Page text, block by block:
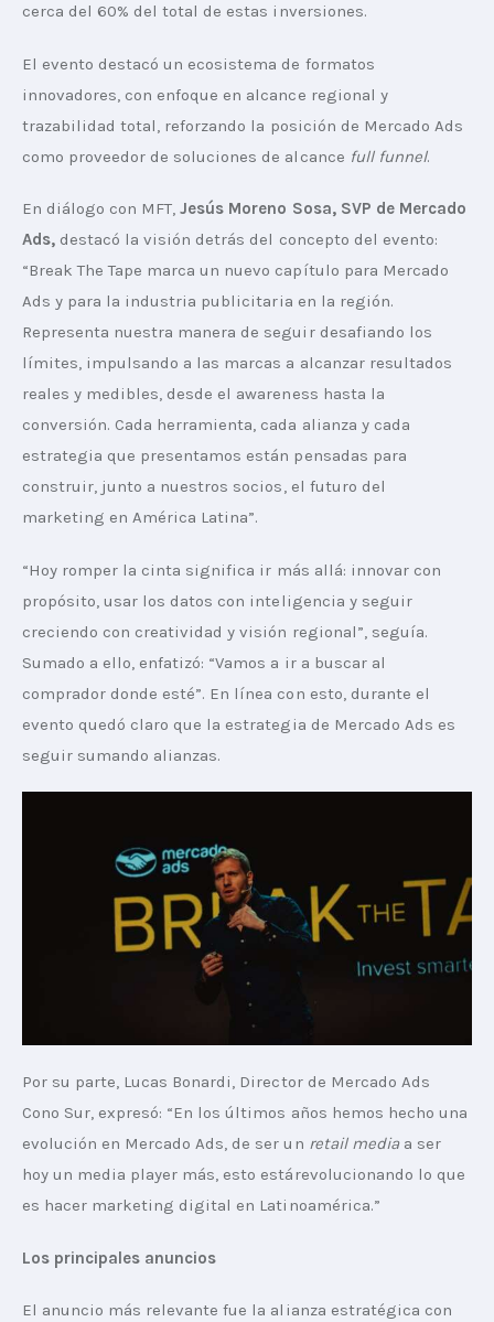
cerca del 60% del total de estas inversiones.
El evento destacó un ecosistema de formatos
innovadores, con enfoque en alcance regional y
trazabilidad total, reforzando la posición de Mercado Ads
como proveedor de soluciones de alcance full funnel.
En diálogo con MFT, Jesús Moreno Sosa, SVP de Mercado
Ads, destacó la visión detrás del concepto del evento:
“Break The Tape marca un nuevo capítulo para Mercado
Ads y para la industria publicitaria en la región.
Representa nuestra manera de seguir desafiando los
límites, impulsando a las marcas a alcanzar resultados
reales y medibles, desde el awareness hasta la
conversión. Cada herramienta, cada alianza y cada
estrategia que presentamos están pensadas para
construir, junto a nuestros socios, el futuro del
marketing en América Latina”.
“Hoy romper la cinta significa ir más allá: innovar con
propósito, usar los datos con inteligencia y seguir
creciendo con creatividad y visión regional”, seguía.
Sumado a ello, enfatizó: “Vamos a ir a buscar al
comprador donde esté”. En línea con esto, durante el
evento quedó claro que la estrategia de Mercado Ads es
seguir sumando alianzas.
Por su parte, Lucas Bonardi, Director de Mercado Ads
Cono Sur, expresó: “En los últimos años hemos hecho una
evolución en Mercado Ads, de ser un retail media a ser
hoy un media player más, esto estárevolucionando lo que
es hacer marketing digital en Latinoamérica.”
Los principales anuncios
El anuncio más relevante fue la alianza estratégica con